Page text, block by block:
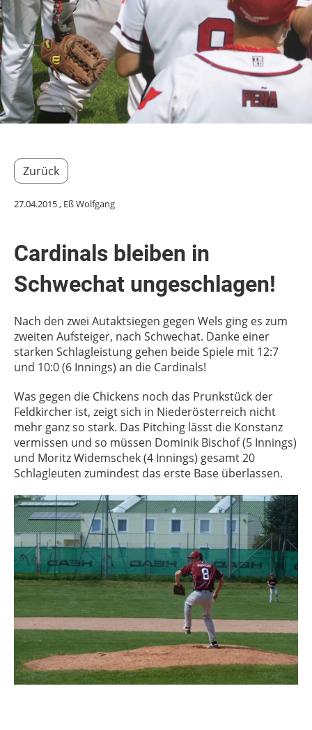
Zurück
27.04.2015, Eß Wolfgang
Cardinals bleiben in
Schwechat ungeschlagen!
Nach den zwei Autaktsiegen gegen Wels ging es zum
zweiten Aufsteiger, nach Schwechat. Danke einer
starken Schlagleistung gehen beide Spiele mit 12:7
und 10:0 (6 Innings) an die Cardinals!
Was gegen die Chickens noch das Prunkstück der
Feldkircher ist, zeigt sich in Niederösterreich nicht
mehr ganz so stark. Das Pitching lässt die Konstanz
vermissen und so müssen Dominik Bischof (5 Innings)
und Moritz Widemschek (4 Innings) gesamt 20
Schlagleuten zumindest das erste Base überlassen.